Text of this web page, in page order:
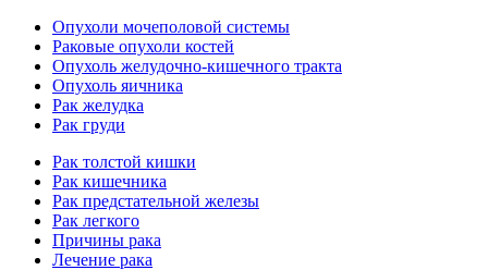
Опухоли мочеполовой системы
Раковые опухоли костей
Опухоль желудочно-кишечного тракта
Опухоль яичника
Рак желудка
Рак груди
Рак толстой кишки
Рак кишечника
Рак предстательной железы
Рак легкого
Причины рака
Лечение рака